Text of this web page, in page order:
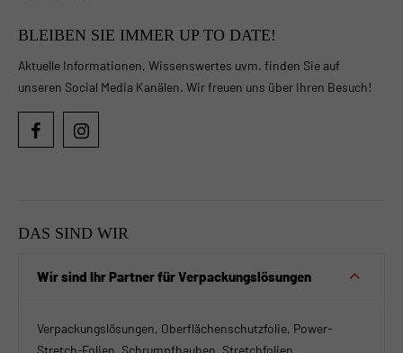
BLEIBEN SIE IMMER UP TO DATE!
Aktuelle Informationen, Wissenswertes uvm. finden Sie auf
unseren Social Media Kanälen. Wir freuen uns über Ihren Besuch!
DAS SIND WIR
Wir sind Ihr Partner für Verpackungslösungen
Verpackungslösungen, Oberflächenschutzfolie, Power-
Stretch-Folien, Schrumpfhauben, Stretchfolien,